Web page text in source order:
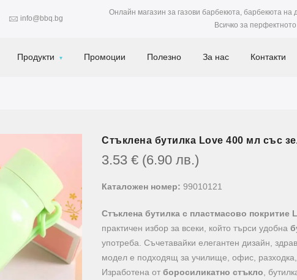
info@bbq.bg
Онлайн магазин за газови барбекюта, барбекюта
Всичко за
Продукти Промоции Полезно За нас Контакти
Стъклена бутилка Love 400 мл със
3.53 € (6.90 лв.)
Каталожен номер: 99010121
Стъклена бутилка с пластмасово покритие
практичен избор за всеки, който търси удобна
употреба. Съчетавайки елегантен дизайн,
модел е подходящ за училище, офис, разходка,
Изработена от боросиликатно стъкло ,